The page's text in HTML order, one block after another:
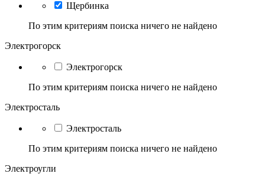
Щербинка
По этим критериям поиска ничего не найдено
Электрогорск
Электрогорск
По этим критериям поиска ничего не найдено
Электросталь
Электросталь
По этим критериям поиска ничего не найдено
Электроугли